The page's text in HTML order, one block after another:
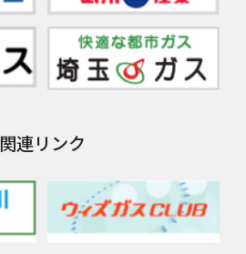
関連リンク